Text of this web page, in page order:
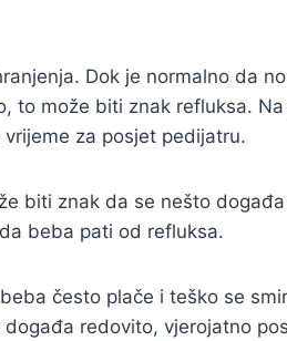
Dok je normalno da
to može biti znak refluksa.
za posjet pedijatru.
biti znak da se nešto
beba pati od refluksa.
često plače i teško se
redovito, vjerojatno